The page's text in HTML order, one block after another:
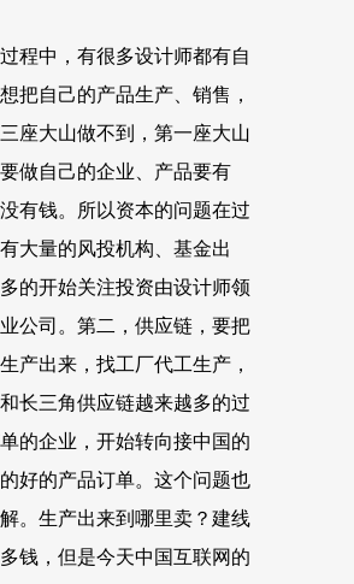
程中，有很多设计师都有自
把自己的产品生产、销售，
座大山做不到，第一座大山
做自己的企业、产品要有
有钱。所以资本的问题在过
大量的风投机构、基金出
的开始关注投资由设计师领
公司。第二，供应链，要把
产出来，找工厂代工生产，
长三角供应链越来越多的过
的企业，开始转向接中国的
好的产品订单。这个问题也
。生产出来到哪里卖？建线
钱，但是今天中国互联网的